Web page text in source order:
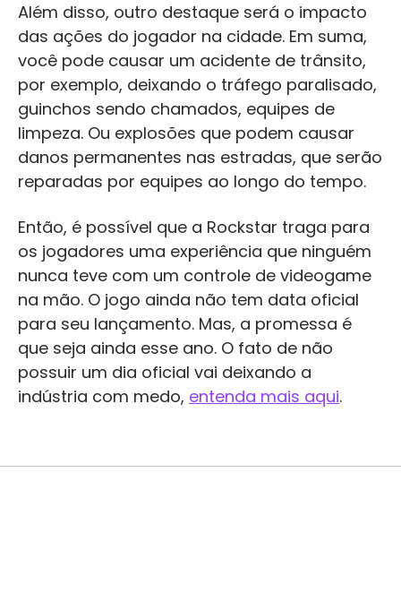
Além disso, outro destaque será o impacto
das ações do jogador na cidade. Em suma,
você pode causar um acidente de trânsito,
por exemplo, deixando o tráfego paralisado,
guinchos sendo chamados, equipes de
limpeza. Ou explosões que podem causar
danos permanentes nas estradas, que serão
reparadas por equipes ao longo do tempo.
Então, é possível que a Rockstar traga para
os jogadores uma experiência que ninguém
nunca teve com um controle de videogame
na mão. O jogo ainda não tem data oficial
para seu lançamento. Mas, a promessa é
que seja ainda esse ano. O fato de não
possuir um dia oficial vai deixando a
indústria com medo, entenda mais aqui.